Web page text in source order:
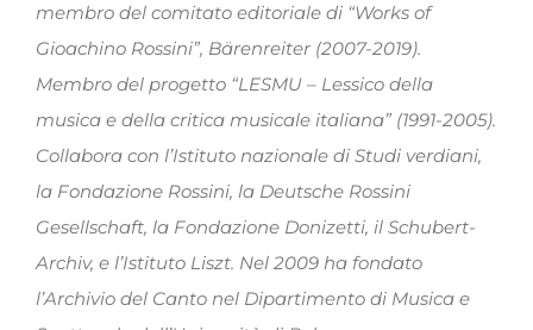
membro del comitato editoriale di “Works of
Gioachino Rossini”, Bärenreiter (2007-2019).
Membro del progetto “LESMU – Lessico della
musica e della critica musicale italiana” (1991-2005).
Collabora con l’Istituto nazionale di Studi verdiani,
la Fondazione Rossini, la Deutsche Rossini
Gesellschaft, la Fondazione Donizetti, il Schubert-
Archiv, e l’Istituto Liszt. Nel 2009 ha fondato
l’Archivio del Canto nel Dipartimento di Musica e